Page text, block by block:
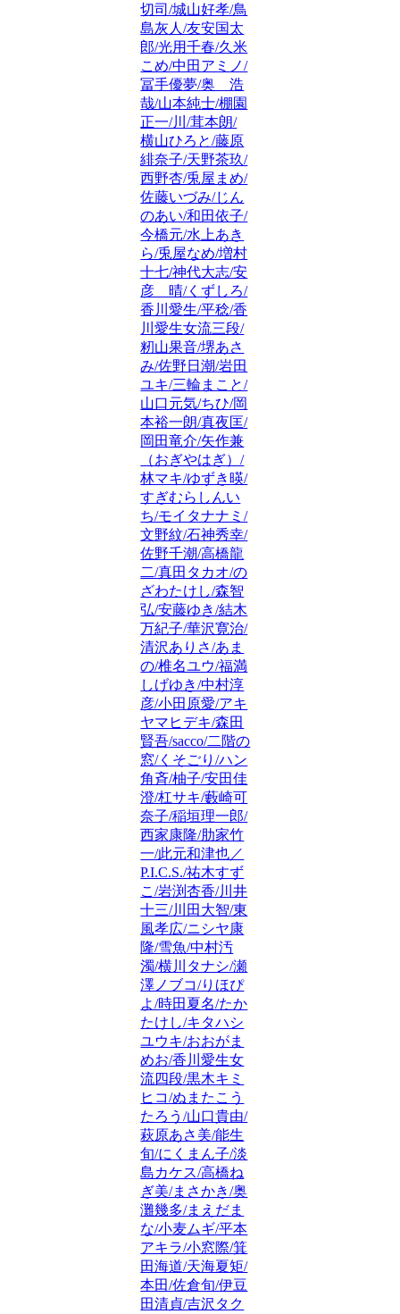
切司/城山好孝/鳥
島灰人/友安国太
郎/光用千春/久米
こめ/中田アミノ/
冨手優夢/奥 浩
哉/山本純士/棚園
正一/川/茸本朗/
横山ひろと/藤原
緋奈子/天野茶玖/
西野杏/兎屋まめ/
佐藤いづみ/じん
のあい/和田依子/
今橋元/水上あき
ら/兎屋なめ/増村
十七/神代大志/安
彦 晴/くずしろ/
香川愛生/平稔/香
川愛生女流三段/
籾山果音/堺あさ
み/佐野日潮/岩田
ユキ/三輪まこと/
山口元気/ちひ/岡
本裕一朗/真夜匡/
岡田竜介/矢作兼
（おぎやはぎ）/
林マキ/ゆずき暎/
すぎむらしんい
ち/モイタナナミ/
文野紋/石神秀幸/
佐野千潮/高橋龍
二/真田タカオ/の
ざわたけし/森智
弘/安藤ゆき/結木
万紀子/華沢寛治/
清沢ありさ/あま
の/椎名ユウ/福満
しげゆき/中村淳
彦/小田原愛/アキ
ヤマヒデキ/森田
賢吾/sacco/二階の
窓/くそごり/ハン
角斉/柚子/安田佳
澄/杠サキ/藪崎可
奈子/稲垣理一郎/
西家康隆/肋家竹
一/此元和津也／
P.I.C.S./祐木すず
こ/岩渕杏香/川井
十三/川田大智/東
風孝広/ニシヤ康
隆/雪魚/中村汚
濁/横川タナシ/瀬
澤ノブコ/りほぴ
よ/時田夏名/たか
たけし/キタハシ
ユウキ/おおがま
めお/香川愛生女
流四段/黒木キミ
ヒコ/ぬまたこう
たろう/山口貴由/
萩原あさ美/能生
旬/にくまん子/淡
島カケス/高橋ね
ぎ美/まさかき/奥
灘幾多/まえだま
な/小麦ムギ/平本
アキラ/小窓際/箕
田海道/天海夏矩/
本田/佐倉旬/伊豆
田清貞/吉沢タク